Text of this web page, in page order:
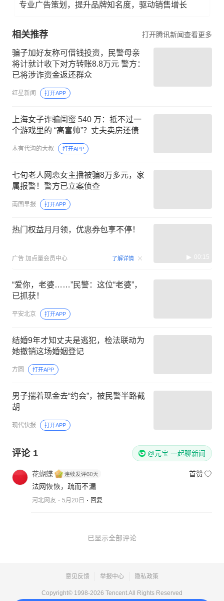
专业广告策划，提升品牌知名度，驱动销售增长
相关推荐 打开腾讯新闻查看更多
骗子加好友称可借钱投资，民警母亲
将计就计收下对方转账8.8万元 警方：
已将涉诈资金返还群众
红星新闻 打开APP
上海女子诈骗闺蜜 540 万：抵不过一
个游戏里的 “高富帅”？丈夫卖房还债
木有代沟的大叔 打开APP
七旬老人网恋女主播被骗8万多元，家
属报警！警方已立案侦查
南国早报 打开APP
热门权益月月领，优惠券包享不停！
广告 加点量会员中心 了解详情 00:15
“爱你，老婆……”民警：这位“老婆”，
已抓获！
平安北京 打开APP
结婚9年才知丈夫是逃犯，检法联动为
她撤销这场婚姻登记
方圆 打开APP
男子揣着现金去“约会”，被民警半路截
胡
现代快报 打开APP
评论 1 @元宝 一起聊新闻
花蝴蝶
首赞
法网恢恢，疏而不漏
河北网友 5月20日 回复
已显示全部评论
意见反馈 举报中心 隐私政策
Copyright© 1998-2026 Tencent.All Rights Reserved